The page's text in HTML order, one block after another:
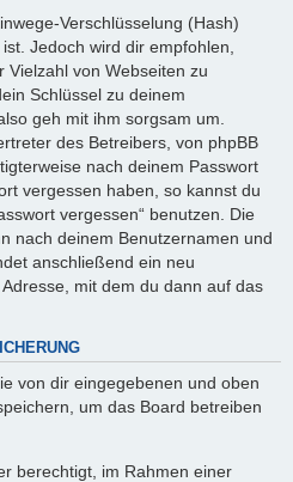
Verschlüsselung (Hash)
Jedoch wird dir empfohlen,
Vielzahl von Webseiten zu
Schlüssel zu deinem
geh mit ihm sorgsam um.
des Betreibers, von phpBB
nach deinem Passwort
vergessen haben, so kannst du
vergessen“ benutzen. Die
nach deinem Benutzernamen und
anschließend ein neu
mit dem du dann auf das
von dir eingegebenen und oben
um das Board betreiben
berechtigt, im Rahmen einer